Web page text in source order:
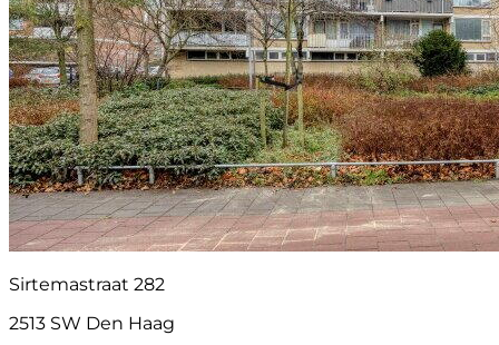
Sirtemastraat 282
2513 SW Den Haag